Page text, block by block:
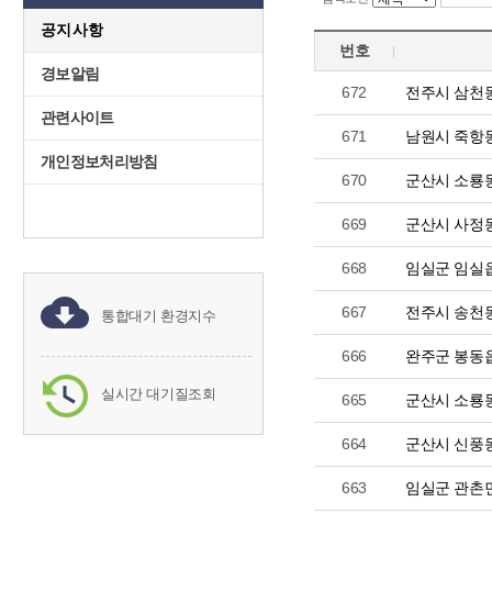
공지사항
경보알림
관련사이트
개인정보처리방침
통합대기 환경지수
실시간 대기질조회
번호
672 전주시 삼천
671 남원시 죽항
670 군산시 소룡
669 군산시 사정
668 임실군 임실
667 전주시 송천
666 완주군 봉동
665 군산시 소룡
664 군산시 신풍
663 임실군 관촌